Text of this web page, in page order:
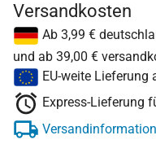
Versandkosten
Ab 3,99 €
und ab 39,00 €
EU-weite Lieferung
Express-Lieferung